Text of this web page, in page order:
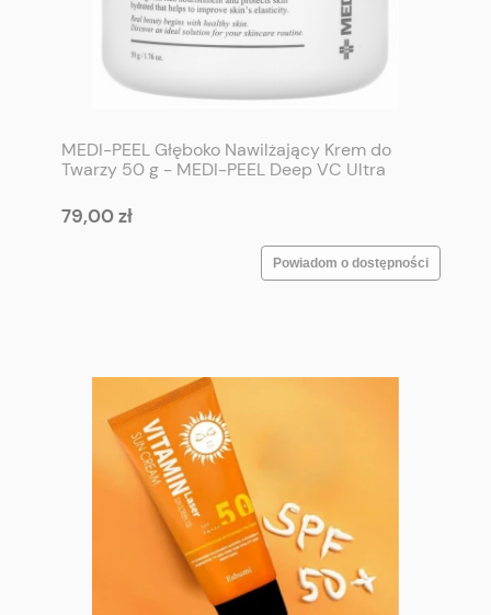
MEDI-PEEL Głęboko Nawilżający Krem do
Twarzy 50 g - MEDI-PEEL Deep VC Ultra
79,00 zł
Powiadom o dostępności